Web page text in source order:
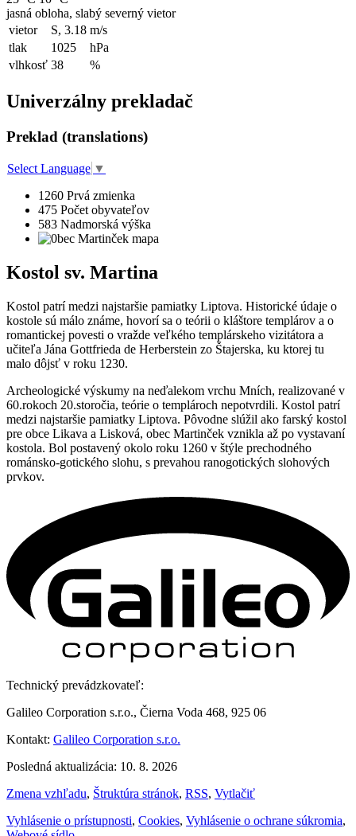
jasná obloha, slabý severný vietor
vietor
S, 3.18 m/s
tlak
1025
hPa
vlhkosť 38 %
Univerzálny prekladač
Preklad (translations)
Select Language ▼
1260 Prvá zmienka
475 Počet obyvateľov
583 Nadmorská výška
Kostol sv. Martina
Kostol patrí medzi najstaršie pamiatky Liptova. Historické údaje o
kostole sú málo známe, hovorí sa o teórii o kláštore templárov a o
romantickej povesti o vražde veľkého templárskeho vizitátora a
učiteľa Jána Gottfrieda de Herberstein zo Štajerska, ku ktorej tu
malo dôjsť v roku 1230.
Archeologické výskumy na neďalekom vrchu Mních, realizované v
60.rokoch 20.storočia, teórie o templároch nepotvrdili. Kostol patrí
medzi najstaršie pamiatky Liptova. Pôvodne slúžil ako farský kostol
pre obce Likava a Lisková, obec Martinček vznikla až po vystavaní
kostola. Bol postavený okolo roku 1260 v štýle prechodného
románsko-gotického slohu, s prevahou ranogotických slohových
prvkov.
Technický prevádzkovateľ:
Galileo Corporation s.r.o., Čierna Voda 468, 925 06
Kontakt: Galileo Corporation s.r.o.
Posledná aktualizácia: 10. 8. 2026
Zmena vzhľadu, Štruktúra stránok, RSS, Vytlačiť
Vyhlásenie o prístupnosti, Cookies, Vyhlásenie o ochrane súkromia,